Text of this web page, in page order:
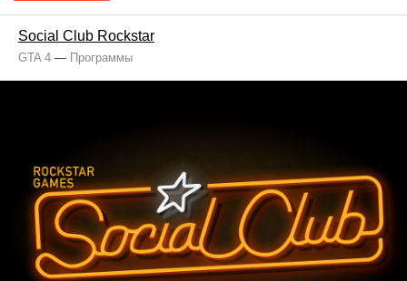
Social Club Rockstar
GTA 4 — Программы